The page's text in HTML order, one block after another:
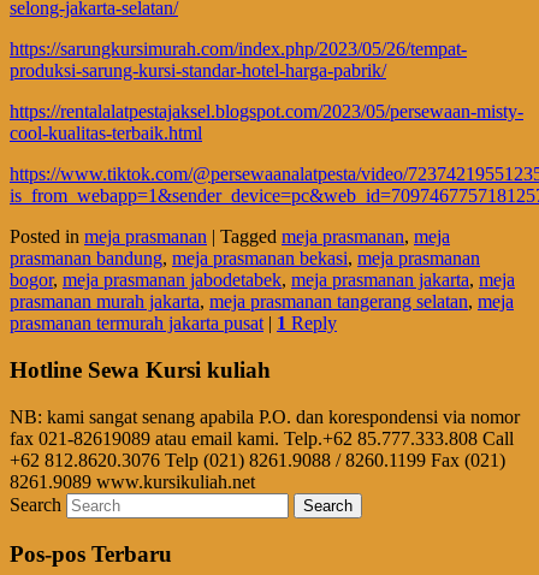
selong-jakarta-selatan/
https://sarungkursimurah.com/index.php/2023/05/26/tempat-
produksi-sarung-kursi-standar-hotel-harga-pabrik/
https://rentalalatpestajaksel.blogspot.com/2023/05/persewaan-misty-
cool-kualitas-terbaik.html
https://www.tiktok.com/@persewaanalatpesta/video/
Posted in meja prasmanan | Tagged meja prasmanan, meja
prasmanan bandung, meja prasmanan bekasi, meja prasmanan
bogor, meja prasmanan jabodetabek, meja prasmanan jakarta, meja
prasmanan murah jakarta, meja prasmanan tangerang selatan, meja
prasmanan termurah jakarta pusat | 1 Reply
Hotline Sewa Kursi kuliah
NB: kami sangat senang apabila P.O. dan korespondensi via nomor
fax 021-82619089 atau email kami. Telp.+62 85.777.333.808 Call
+62 812.8620.3076 Telp (021) 8261.9088 / 8260.1199 Fax (021)
8261.9089 www.kursikuliah.net
Search
Pos-pos Terbaru